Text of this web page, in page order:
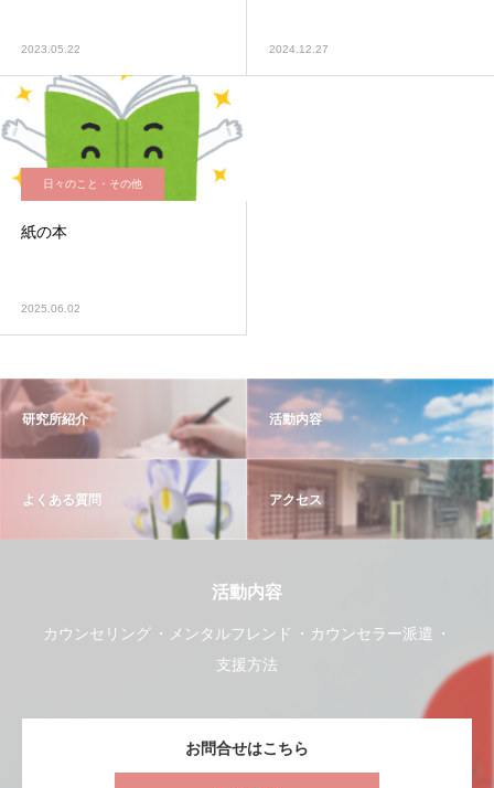
2023.05.22 2024.12.27
日々のこと・その他
紙の本
2025.06.02
研究所紹介 活動内容
よくある質問 アクセス
活動内容
カウンセリング メンタルフレンド
カウンセラー派遣
支援方法
お問合せはこちら